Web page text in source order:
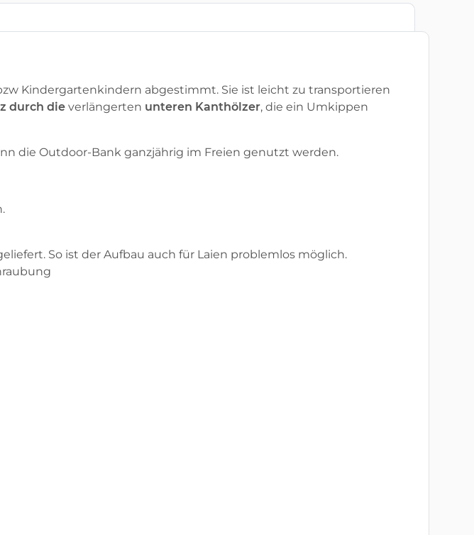
Kindergartenkindern abgestimmt. Sie ist leicht zu transportieren
durch die verlängerten unteren Kanthölzer, die ein Umkippen
die Outdoor-Bank ganzjährig im Freien genutzt werden.
So ist der Aufbau auch für Laien problemlos möglich.